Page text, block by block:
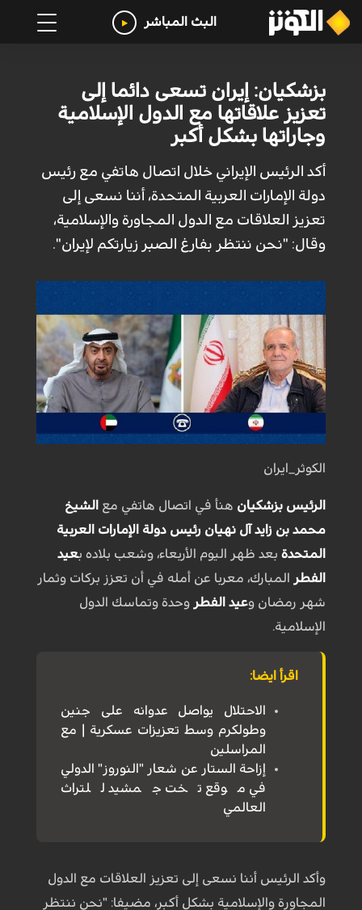
البث المباشر
بزشكيان: إيران تسعى دائما إلى
تعزيز علاقاتها مع الدول الإسلامية
وجاراتها بشكل أكبر
أكد الرئيس الإيراني خلال اتصال هاتفي مع رئيس
دولة الإمارات العربية المتحدة، أننا نسعى إلى
تعزيز العلاقات مع الدول المجاورة والإسلامية،
وقال: "نحن ننتظر بفارغ الصبر زيارتكم لإيران".
الكوثر_ايران
الرئيس بزشكيان هنأ في اتصال هاتفي مع الشيخ
محمد بن زايد آل نهيان رئيس دولة الإمارات العربية
المتحدةبعد ظهر اليوم الأربعاء، وشعب بلاده بعيد
الفطر
المبارك، معربا عن أمله في أن تعزز بركات وثمار
شهر رمضان وعيد الفطر وحدة وتماسك الدول
الإسلامية.
اقرأ ايضا:
الاحتلال يواصل عدوانه على جنين
وطولكرم وسط تعزيزات عسكرية | مع
المراسلين
إزاحة الستار عن شعار "النوروز" الدولي
في موقع تخت جمشيد للتراث
العالمي
وأكد الرئيس أننا نسعى إلى تعزيز العلاقات مع الدول
المجاورة والإسلامية بشكل أكبر، مضيفا: "نحن ننتظر